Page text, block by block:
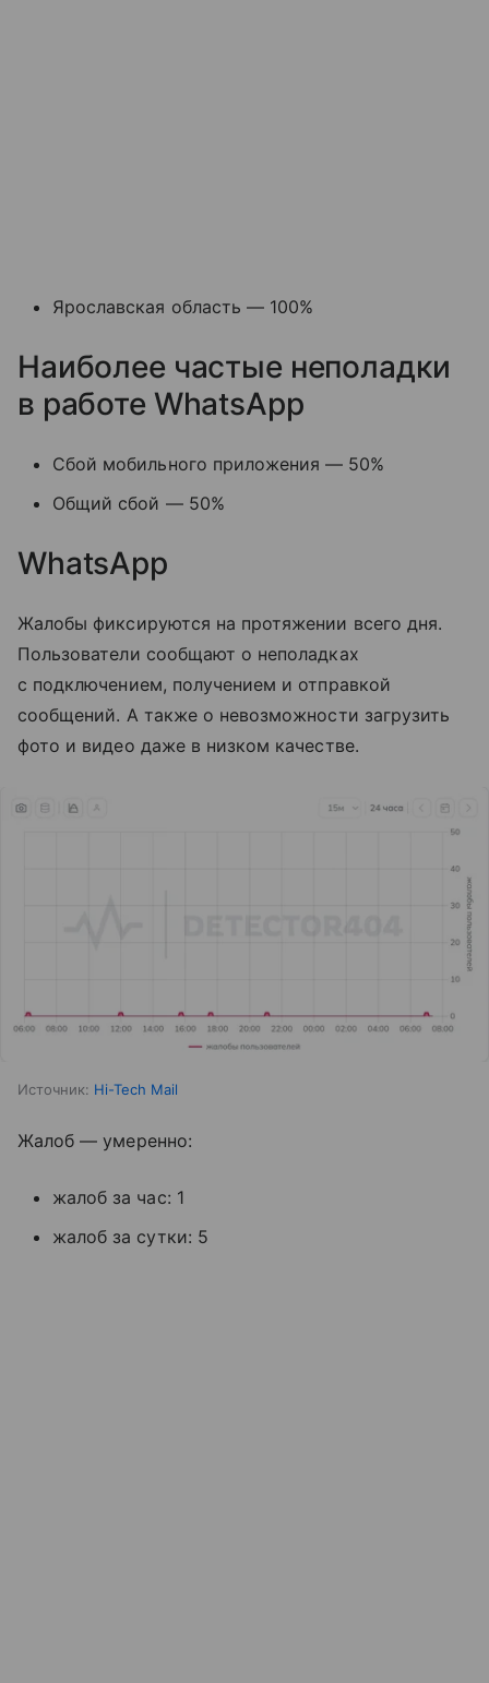
Ярославская область — 100%
Наиболее частые неполадки
в работе WhatsApp
Сбой мобильного приложения — 50%
Общий сбой — 50%
WhatsApp
Жалобы фиксируются на протяжении всего дня.
Пользователи сообщают о неполадках
с подключением, получением и отправкой
сообщений. А также о невозможности загрузить
фото и видео даже в низком качестве.
Источник: Hi-Tech Mail
Жалоб — умеренно:
жалоб за час: 1
жалоб за сутки: 5